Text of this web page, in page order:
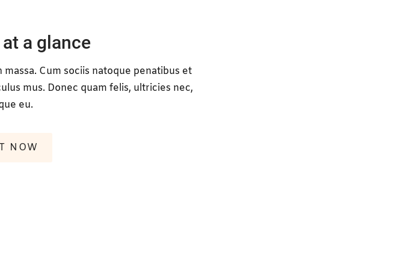
a glance
Cum sociis natoque penatibus et
mus. Donec quam felis, ultricies nec,
eu.
NOW